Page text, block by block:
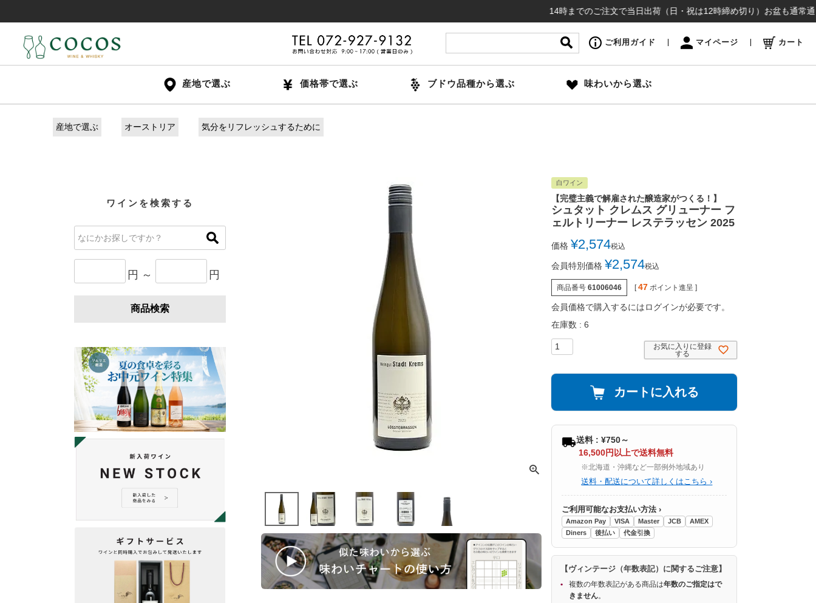
14時までのご注文で当日出荷（日・祝は12時締め切り）お盆も通常通り出
ご利用ガイド マイページ カート
産地で選ぶ 価格帯で選ぶ ブドウ品種から選ぶ 味わいから選ぶ
産地で選ぶ オーストリア 気分をリフレッシュするために
ワインを検索する
円 ～ 円
商品検索
白ワイン
【完璧主義で解雇された醸造家がつくる！】
シュタット クレムス グリューナー フ
ェルトリーナー レステラッセン 2025
価格 ¥2,574税込
会員特別価格 ¥2,574税込
商品番号 61006046 [ 47 ポイント進呈 ]
会員価格で購入するにはログインが必要です。
在庫数
6
お気に入りに登録
する
カートに入れる
送料 : ¥750～
16,500円以上で送料無料
※北海道・沖縄など一部例外地域あり
送料・配送について詳しくはこちら ›
ご利用可能なお支払い方法 ›
Amazon Pay VISA Master JCB
AMEX
Diners
後払い 代金引換
【ヴィンテージ（年数表記）に関するご注意】
複数の年数表記がある商品は年数のご指定はで
きません。